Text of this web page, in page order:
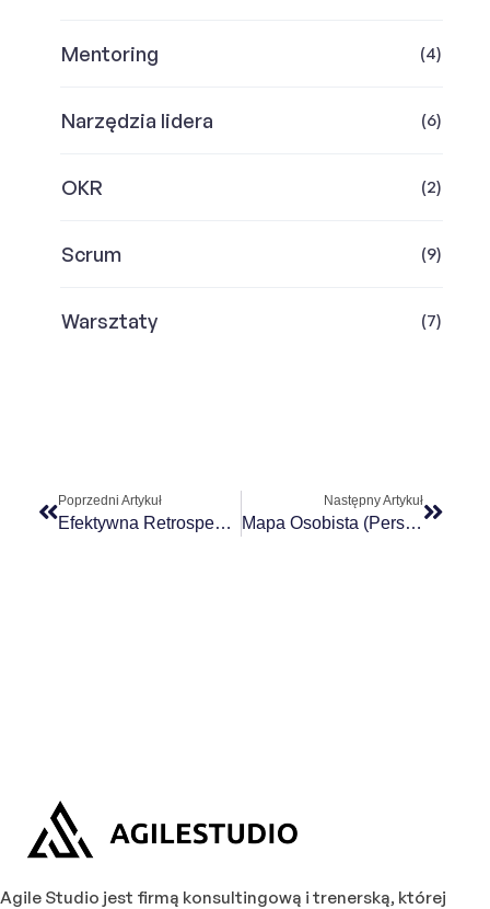
Mentoring (4)
Narzędzia lidera (6)
OKR (2)
Scrum (9)
Warsztaty (7)
Poprzedni Artykuł
Efektywna Retrospektywa – Polecana Literatura I Narzędzia
Następny Artykuł
Mapa Osobista (Personal Map) – Poznaj Swój Zespół!
Agile Studio jest firmą konsultingową i trenerską, której